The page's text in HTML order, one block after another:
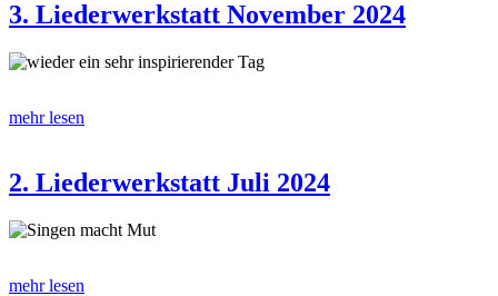
3. Liederwerkstatt November 2024
wieder ein sehr inspirierender Tag
mehr lesen
2. Liederwerkstatt Juli 2024
Singen macht Mut
mehr lesen